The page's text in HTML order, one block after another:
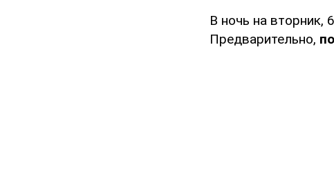
В ночь на вторник,
Предварительно,